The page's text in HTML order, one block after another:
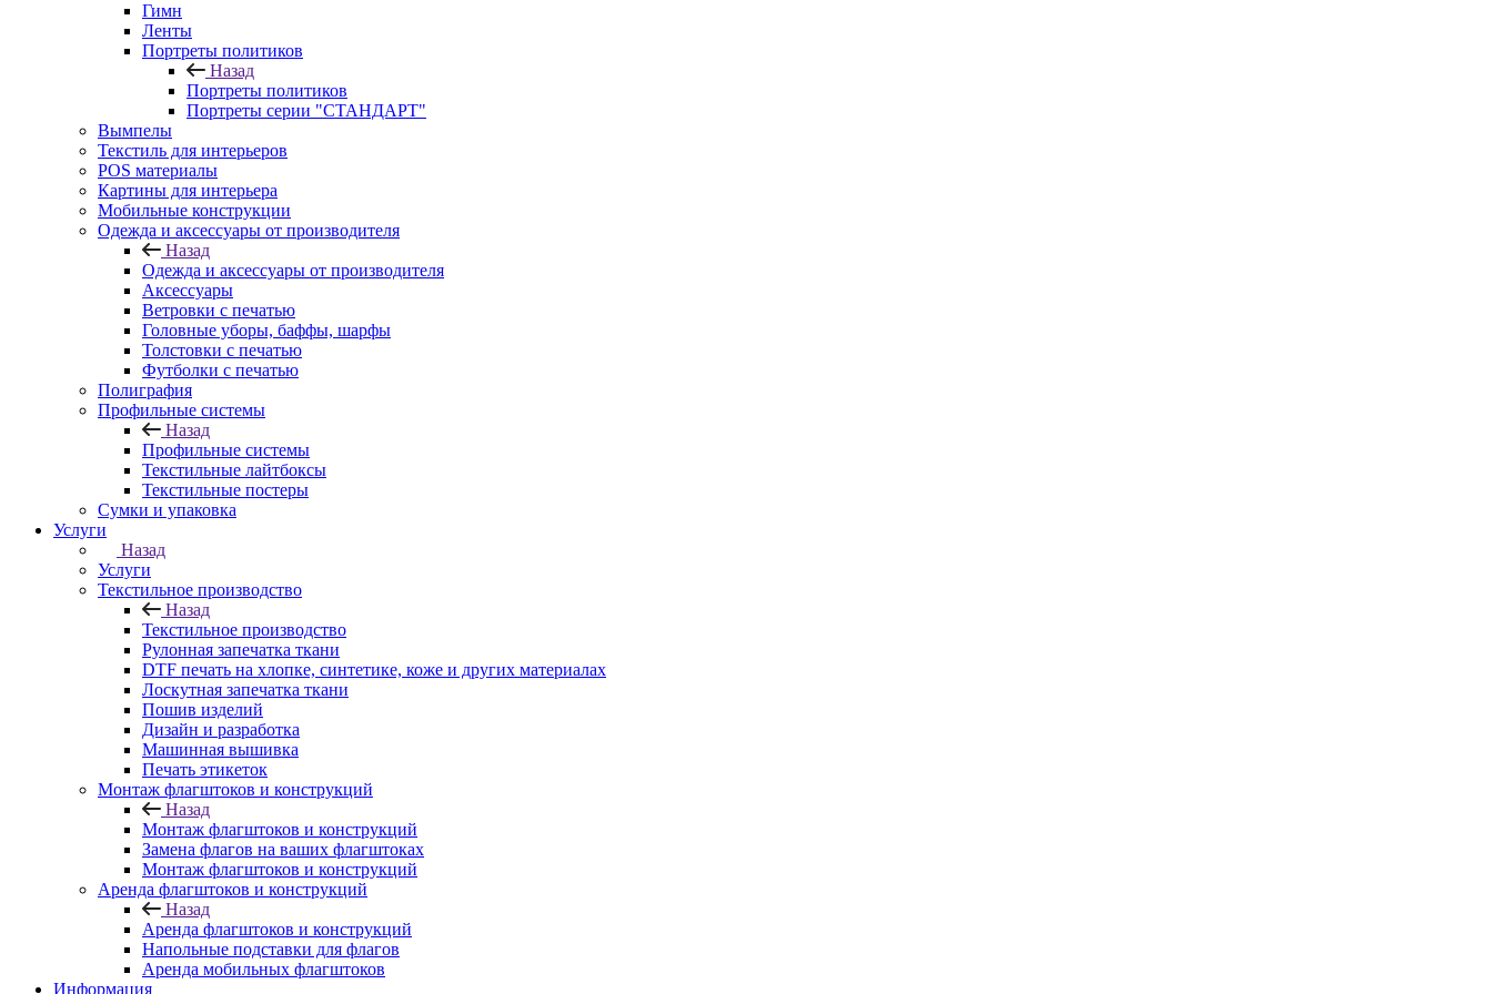
Гимн
Ленты
Портреты политиков
Назад
Портреты политиков
Портреты серии "СТАНДАРТ"
Вымпелы
Текстиль для интерьеров
POS материалы
Картины для интерьера
Мобильные конструкции
Одежда и аксессуары от производителя
Назад
Одежда и аксессуары от производителя
Аксессуары
Ветровки с печатью
Головные уборы, баффы, шарфы
Толстовки с печатью
Футболки с печатью
Полиграфия
Профильные системы
Назад
Профильные системы
Текстильные лайтбоксы
Текстильные постеры
Сумки и упаковка
Услуги
Назад
Услуги
Текстильное производство
Назад
Текстильное производство
Рулонная запечатка ткани
DTF печать на хлопке, синтетике, коже и других материалах
Лоскутная запечатка ткани
Пошив изделий
Дизайн и разработка
Машинная вышивка
Печать этикеток
Монтаж флагштоков и конструкций
Назад
Монтаж флагштоков и конструкций
Замена флагов на ваших флагштоках
Монтаж флагштоков и конструкций
Аренда флагштоков и конструкций
Назад
Аренда флагштоков и конструкций
Напольные подставки для флагов
Аренда мобильных флагштоков
Информация